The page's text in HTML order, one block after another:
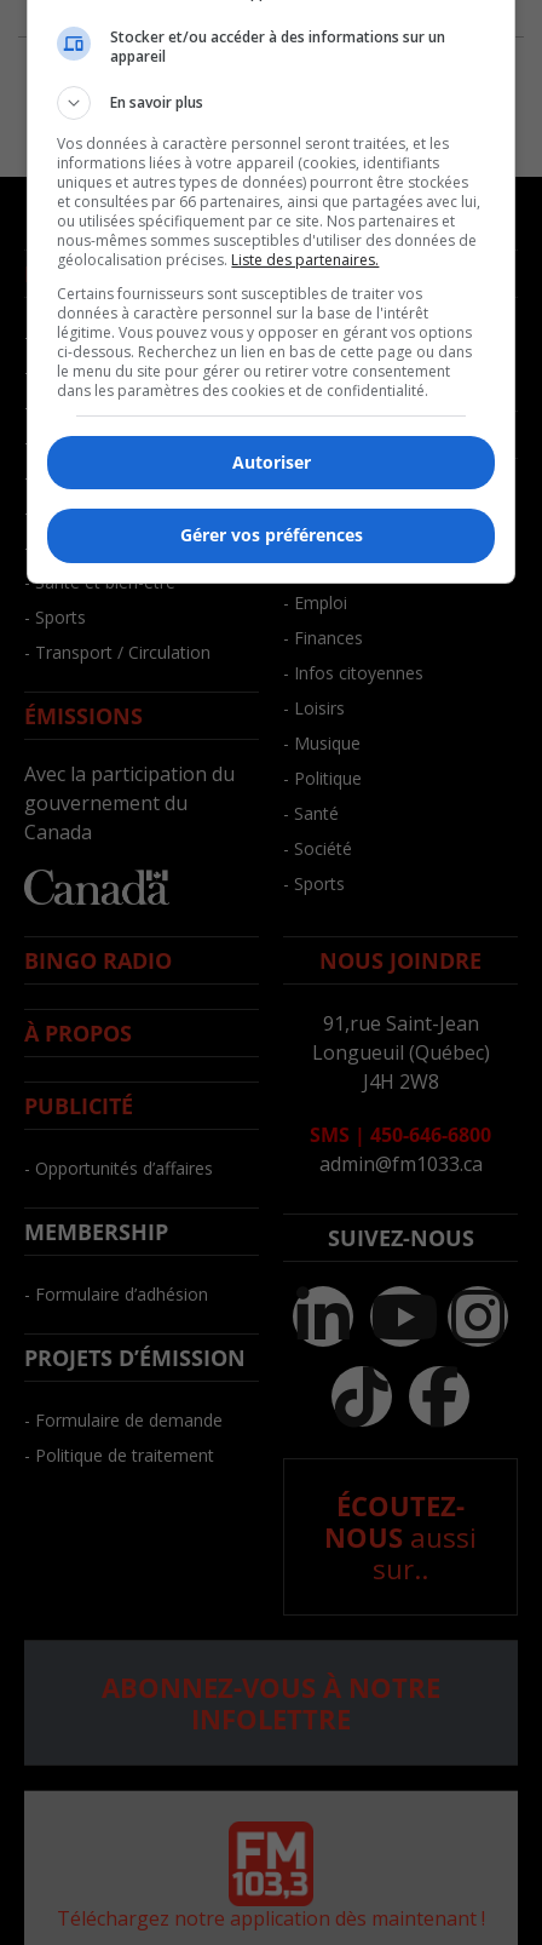
NOUVELLES
- Affaires municipales
- Communauté / Social
- Culture
- Économie
- Éducation
- Environnement
- Faits divers
- Santé et bien-être
- Sports
- Transport / Circulation
ÉMISSIONS
Avec la participation du
gouvernement du
Canada
MUSIQUE
- Décompte franco
- Joué récemment
BALADOS
- Art de vivre
- Bien-être
- Emploi
- Finances
- Infos citoyennes
- Loisirs
- Musique
- Politique
- Santé
- Société
- Sports
BINGO RADIO
À PROPOS
PUBLICITÉ
- Opportunités d’affaires
MEMBERSHIP
- Formulaire d’adhésion
PROJETS D’ÉMISSION
- Formulaire de demande
- Politique de traitement
NOUS JOINDRE
91,rue Saint-Jean
Longueuil (Québec)
J4H 2W8
SMS | 450-646-6800
admin@fm1033.ca
SUIVEZ-NOUS
ÉCOUTEZ-
NOUS aussi
sur..
ABONNEZ-VOUS À NOTRE
INFOLETTRE
Téléchargez notre application dès maintenant !
Stocker et/ou accéder à des informations sur un
appareil
En savoir plus
Vos données à caractère personnel seront traitées, et les
informations liées à votre appareil (cookies, identifiants
uniques et autres types de données) pourront être stockées
et consultées par 66 partenaires, ainsi que partagées avec lui,
ou utilisées spécifiquement par ce site. Nos partenaires et
nous-mêmes sommes susceptibles d'utiliser des données de
géolocalisation précises. Liste des partenaires.
Certains fournisseurs sont susceptibles de traiter vos
données à caractère personnel sur la base de l'intérêt
légitime. Vous pouvez vous y opposer en gérant vos options
ci-dessous. Recherchez un lien en bas de cette page ou dans
le menu du site pour gérer ou retirer votre consentement
dans les paramètres des cookies et de confidentialité.
Autoriser
Gérer vos préférences